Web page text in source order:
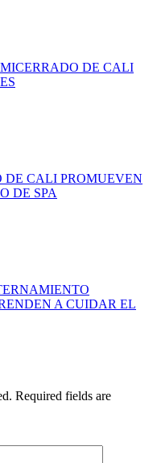
DE CALI
DE CALI PROMUEVEN
DE SPA
A CUIDAR EL
Required fields are